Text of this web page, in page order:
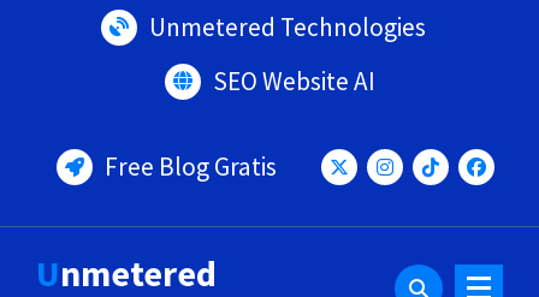
Unmetered Technologies
SEO Website AI
Free Blog Gratis
Unmetered